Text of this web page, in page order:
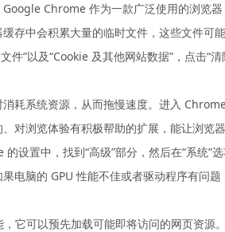
Chrome 作为一款广泛使用的浏览器
存中会积累大量的临时文件，这些文件
件”以及“Cookie 及其他网站数据”，点击“
耗系统资源，从而拖慢速度。进入
浏览体验有积极帮助的扩展，能让浏览
置中，找到“高级”部分，然后在“系统”
电脑的 GPU 性能不佳或者驱动程序有问
它可以预先加载可能即将访问的网页资